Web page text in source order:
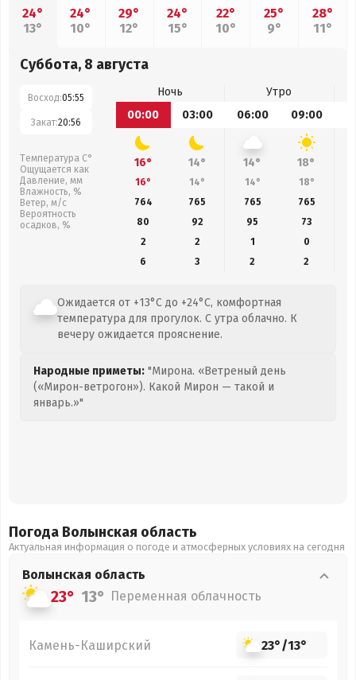
24°
13°
24°
10°
29°
12°
24°
15°
22°
10°
25°
9°
28°
11°
Суббота, 8 августа
Восход:05:55
Закат:20:56
Температура С°
Ощущается как
Давление, мм
Влажность, %
Ветер, м/с
Вероятность
осадков, %
Ночь
Утро
00:00
03:00 06:00 09:00
16° 14° 14° 18°
16° 14° 14° 18°
764
765 765 765
80
92 95 73
2
2 1
0
6
3 2 2
Ожидается от +13°C до +24°C, комфортная
температура для прогулок. С утра облачно. К
вечеру ожидается прояснение.
Народные приметы: "Мирона. «Ветреный день
(«Мирон-ветрогон»). Какой Мирон — такой и
январь.»"
Погода Волынская область
Актуальная информация о погоде и атмосферных условиях на сегодня
Волынская область
23° 13° Переменная облачность
Камень-Каширский 23°/13°